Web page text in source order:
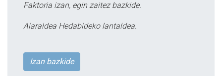
Faktoria izan, egin zaitez bazkide.
Aiaraldea Hedabideko lantaldea.
Izan bazkide